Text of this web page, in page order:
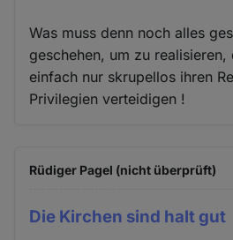
Was muss denn noch alles
geschehen, um zu
einfach nur skrupellos ihren
Privilegien verteidigen !
Rüdiger Pagel (nicht überprüft)
Die Kirchen sind halt gut